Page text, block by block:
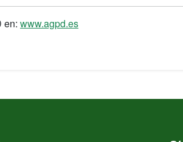
en: www.agpd.es